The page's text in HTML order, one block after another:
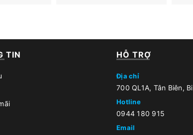
TIN HỖ TRỢ
Địa chỉ
700 QL1A, Tân Biên,
Hotline
0944 180 915
Email